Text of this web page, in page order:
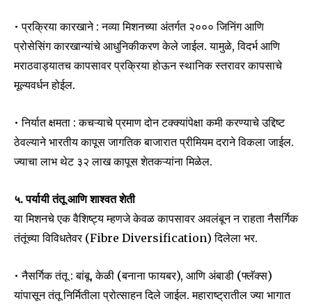
I've read and accept thePrivacy Policy.
Fans Followers
• प्रक्रिया कारखाने : नव्या मिशनच्या अंतर्गत २००० जिनिंग आणि
प्रोसेसिंग कारखान्यांचे आधुनिकीकरण केले जाईल. यामुळे, विदर्भ आणि
मराठवाड्यातच कापसावर प्रक्रिया होऊन स्थानिक स्तरावर कापसाचे
मूल्यवर्धन होईल.
• निर्यात क्षमता : कचऱ्याचे प्रमाण दोन टक्क्यांपेक्षा कमी करण्याचे उद्दिष्ट
ठेवल्याने भारतीय कापूस जागतिक बाजारात प्रीमियम दराने विकला जाईल.
ज्याचा लाभ थेट ३२ लाख कापूस शेतकऱ्यांना मिळेल.
५. पर्यायी तंतू आणि शाश्वत शेती
या मिशनचे एक वैशिष्ट्य म्हणजे केवळ कापसावर अवलंबून न राहता नैसर्गिक
तंतूंच्या विविधतेवर (Fibre Diversification) दिलेला भर.
• नैसर्गिक तंतू : बांबू, केळी (बनाना फायबर), आणि अंबाडी (फ्लॅक्स)
यांपासून तंतू निर्मितीला प्रोत्साहन दिले जाईल. महाराष्ट्रातील ज्या भागात